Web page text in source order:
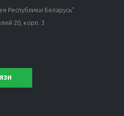
Республики Беларусь"
20, корп. 3